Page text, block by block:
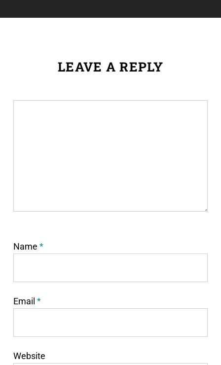
LEAVE A REPLY
Name *
Email *
Website